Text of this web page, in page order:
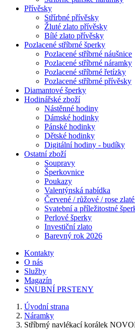
Přívěsky
Střírbné přívěsky
Žluté zlato přívěsky
Bílé zlato přívěsky
Pozlacené stříbrné šperky
Pozlacené stříbrné náušnice
Pozlacené stříbrné náramky
Pozlacené stříbrné řetízky
Pozlacené stříbrné přívěsky
Diamantové šperky
Hodinářské zboží
Nástěnné hodiny
Dámské hodinky
Pánské hodinky
Dětské hodinky
Digitální hodiny - budíky
Ostatní zboží
Soupravy
Šperkovnice
Poukazy
Valentýnská nabídka
Červené / růžové / rose
Svatební a příležitostné
Perlové šperky
Investiční zlato
Barevný rok 2026
Kontakty
O nás
Služby
Magazín
SNUBNÍ PRSTENY
Úvodní strana
Náramky
Stříbrný navlékací korálek